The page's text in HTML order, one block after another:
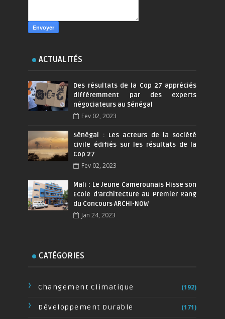
ACTUALITÉS
Des résultats de la Cop 27 appréciés
différemment par des experts
négociateurs au Sénégal
Fev 02, 2023
Sénégal : Les acteurs de la société
civile édifiés sur les résultats de la
Cop 27
Fev 02, 2023
Mali : Le Jeune Camerounais Hisse son
Ecole d’architecture au Premier Rang
du Concours ARCHI-NOW
Jan 24, 2023
CATÉGORIES
Changement Climatique (192)
Développement Durable (171)